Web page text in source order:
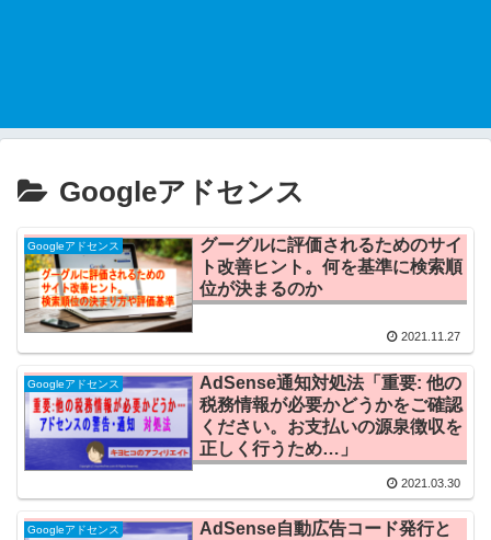
Googleアドセンス
Googleアドセンス
グーグルに評価されるためのサイ
ト改善ヒント。何を基準に検索順
位が決まるのか
2021.11.27
Googleアドセンス
AdSense通知対処法「重要: 他の
税務情報が必要かどうかをご確認
ください。お支払いの源泉徴収を
正しく行うため…」
2021.03.30
Googleアドセンス
AdSense自動広告コード発行と